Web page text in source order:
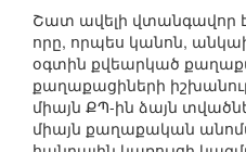
Շատ ավելի վտանգավոր է
որը, որպես կանոն,
օգտին քվեարկած
քաղաքացիների
միայն ՔՊ-ին ձայն
միայն քաղաքական